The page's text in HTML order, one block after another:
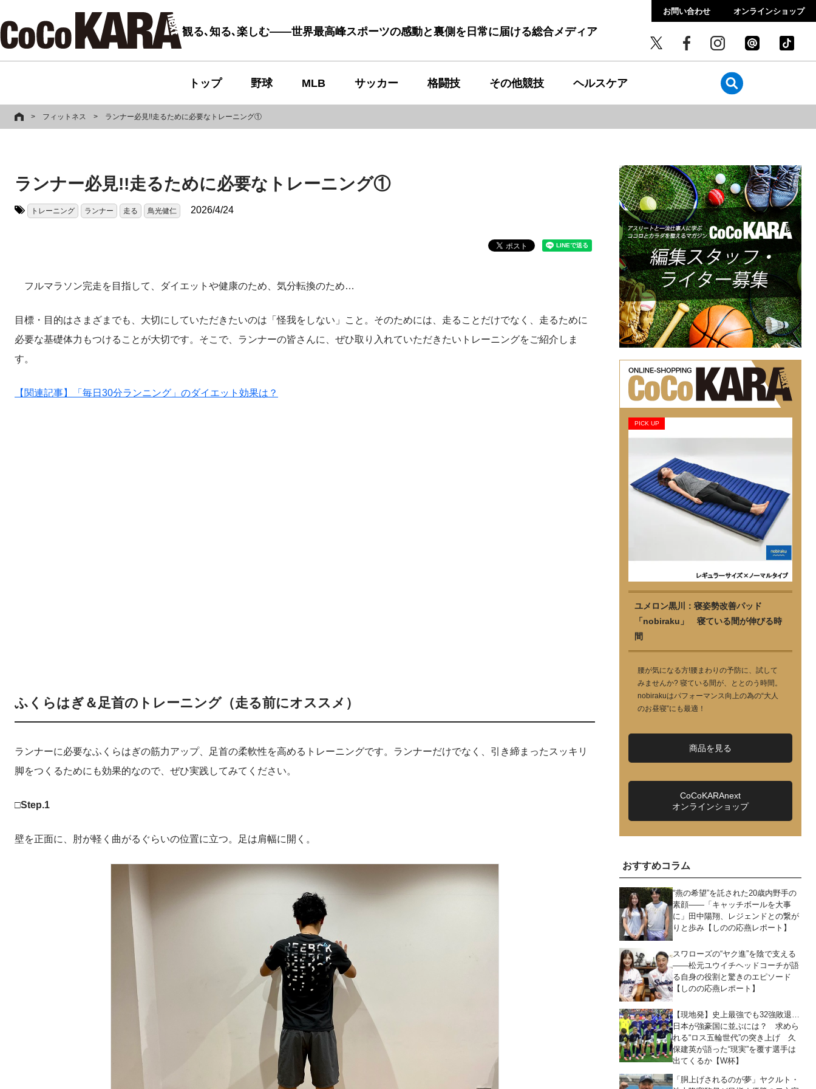
観る､知る､楽しむ――世界最高峰スポーツの感動と裏側を日常に届ける総合メディア
お問い合わせ オンラインショップ
トップ 野球 MLB サッカー 格闘技 その他競技 ヘルスケア
> フィットネス > ランナー必見!!走るために必要なトレーニング①
ランナー必見!!走るために必要なトレーニング①
トレーニング ランナー 走る 鳥光健仁 2026/4/24
フルマラソン完走を目指して、ダイエットや健康のため、気分転換のため…
目標・目的はさまざまでも、大切にしていただきたいのは「怪我をしない」こと。そのためには、走ることだけでなく、走るために
必要な基礎体力もつけることが大切です。そこで、ランナーの皆さんに、ぜひ取り入れていただきたいトレーニングをご紹介しま
す。
【関連記事】「毎日30分ランニング」のダイエット効果は？
ふくらはぎ＆足首のトレーニング（走る前にオススメ）
ランナーに必要なふくらはぎの筋力アップ、足首の柔軟性を高めるトレーニングです。ランナーだけでなく、引き締まったスッキリ
脚をつくるためにも効果的なので、ぜひ実践してみてください。
□Step.1
壁を正面に、肘が軽く曲がるぐらいの位置に立つ。足は肩幅に開く。
PICK UP
ユメロン黒川：寝姿勢改善パッド
「nobiraku」 寝ている間が伸びる時
間
腰が気になる方!腰まわりの予防に、試して
みませんか? 寝ている間が、ととのう時間。
nobirakuはパフォーマンス向上の為の“大人
のお昼寝”にも最適！
商品を見る
CoCoKARAnext
オンラインショップ
おすすめコラム
“燕の希望”を託された20歳内野手の
素顔――「キャッチボールを大事
に」田中陽翔、レジェンドとの繋が
りと歩み【しのの応燕レポート】
スワローズの“ヤク進”を陰で支える
――松元ユウイチヘッドコーチが語
る自身の役割と驚きのエピソード
【しのの応燕レポート】
【現地発】史上最強でも32強敗退…
日本が強豪国に並ぶには？ 求めら
れる“ロス五輪世代”の突き上げ 久
保建英が語った“現実”を覆す選手は
出てくるか【W杯】
「胴上げされるのが夢」ヤクルト・